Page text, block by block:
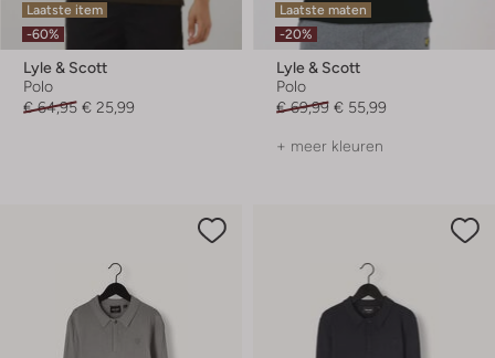
Laatste item
-60%
Lyle & Scott
Polo
€ 64,95 € 25,99
Laatste maten
-20%
Lyle & Scott
Polo
€ 69,99 € 55,99
+ meer kleuren